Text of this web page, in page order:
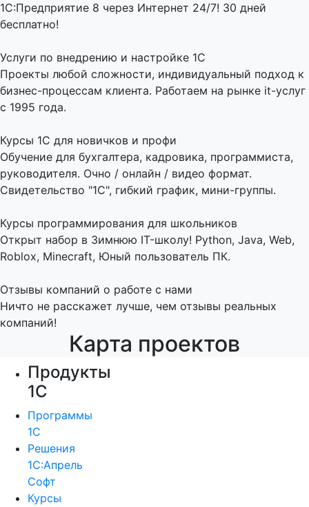
1С:Предприятие 8 через Интернет 24/7! 30 дней
бесплатно!
Услуги по внедрению и настройке 1С
Проекты любой сложности, индивидуальный подход к
бизнес-процессам клиента. Работаем на рынке it-услуг
с 1995 года.
Курсы 1С для новичков и профи
Обучение для бухгалтера, кадровика, программиста,
руководителя. Очно / онлайн / видео формат.
Свидетельство "1С", гибкий график, мини-группы.
Курсы программирования для школьников
Открыт набор в Зимнюю IT-школу! Python, Java, Web,
Roblox, Minecraft, Юный пользователь ПК.
Отзывы компаний о работе с нами
Ничто не расскажет лучше, чем отзывы реальных
компаний!
Карта проектов
Продукты
1С
Программы
1С
Решения
1С:Апрель
Софт
Курсы